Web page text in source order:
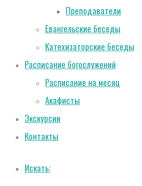
Преподаватели
Евангельские беседы
Катехизаторские беседы
Расписание богослужений
Расписание на месяц
Акафисты
Экскурсии
Контакты
Искать: